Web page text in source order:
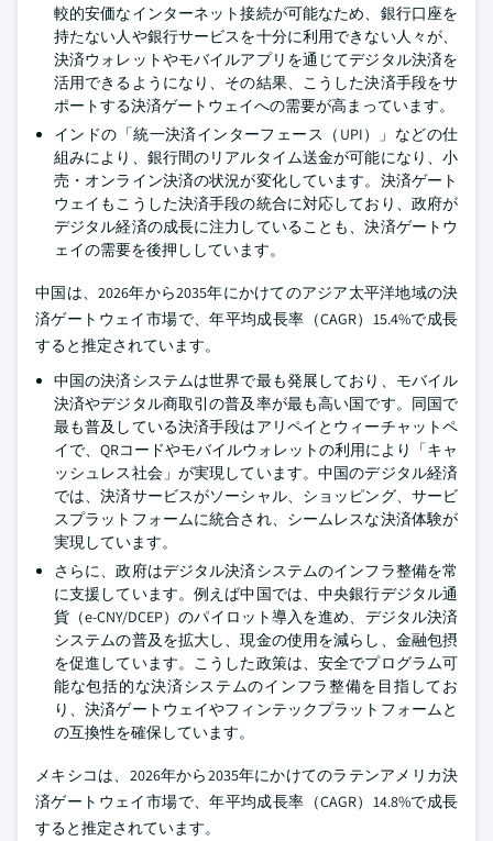
較的安価なインターネット接続が可能なため、銀行口座を
持たない人や銀行サービスを十分に利用できない人々が、
決済ウォレットやモバイルアプリを通じてデジタル決済を
活用できるようになり、その結果、こうした決済手段をサ
ポートする決済ゲートウェイへの需要が高まっています。
インドの「統一決済インターフェース（UPI）」などの仕
組みにより、銀行間のリアルタイム送金が可能になり、小
売・オンライン決済の状況が変化しています。決済ゲート
ウェイもこうした決済手段の統合に対応しており、政府が
デジタル経済の成長に注力していることも、決済ゲートウ
ェイの需要を後押ししています。
中国は、2026年から2035年にかけてのアジア太平洋地域の決
済ゲートウェイ市場で、年平均成長率（CAGR）15.4%で成長
すると推定されています。
中国の決済システムは世界で最も発展しており、モバイル
決済やデジタル商取引の普及率が最も高い国です。同国で
最も普及している決済手段はアリペイとウィーチャットペ
イで、QRコードやモバイルウォレットの利用により「キャ
ッシュレス社会」が実現しています。中国のデジタル経済
では、決済サービスがソーシャル、ショッピング、サービ
スプラットフォームに統合され、シームレスな決済体験が
実現しています。
さらに、政府はデジタル決済システムのインフラ整備を常
に支援しています。例えば中国では、中央銀行デジタル通
貨（e-CNY/DCEP）のパイロット導入を進め、デジタル決済
システムの普及を拡大し、現金の使用を減らし、金融包摂
を促進しています。こうした政策は、安全でプログラム可
能な包括的な決済システムのインフラ整備を目指してお
り、決済ゲートウェイやフィンテックプラットフォームと
の互換性を確保しています。
メキシコは、2026年から2035年にかけてのラテンアメリカ決
済ゲートウェイ市場で、年平均成長率（CAGR）14.8%で成長
すると推定されています。